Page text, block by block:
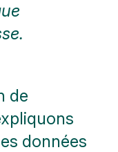
de
données